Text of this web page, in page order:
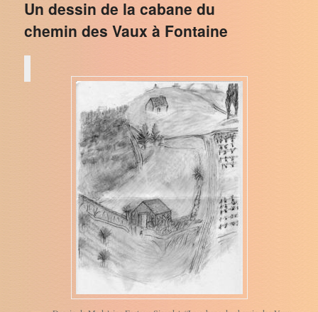
Un dessin de la cabane du
chemin des Vaux à Fontaine